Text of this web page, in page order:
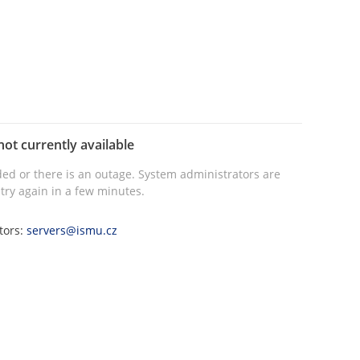
currently available
or there is an outage. System administrators are
again in a few minutes.
servers@ismu.cz